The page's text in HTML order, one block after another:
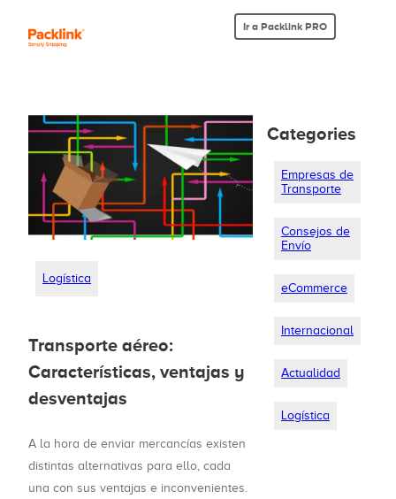
Ir a Packlink PRO
Logística
Transporte aéreo:
Características, ventajas y
desventajas
A la hora de enviar mercancías existen
distintas alternativas para ello, cada
una con sus ventajas e inconvenientes.
Categories
Empresas de
Transporte
Consejos de
Envío
eCommerce
Internacional
Actualidad
Logística